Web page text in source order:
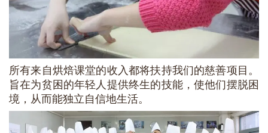
所有来自烘焙课堂的收入都将扶持我们的慈善项目。
旨在为贫困的年轻人提供终生的技能，使他们摆脱困
境，从而能独立自信地生活。